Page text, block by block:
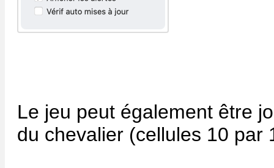
Le jeu peut également être
du chevalier (cellules 10 par